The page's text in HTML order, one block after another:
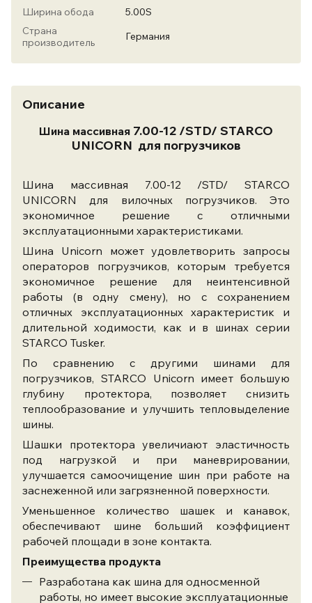
Ширина обода
5.00S
Страна
производитель
Германия
Описание
Шина массивная 7.00-12 /STD/ STARCO
UNICORN для погрузчиков
Шина массивная 7.00-12 /STD/ STARCO
UNICORN для вилочных погрузчиков. Это
экономичное решение с отличными
эксплуатационными характеристиками.
Шина Unicorn может удовлетворить запросы
операторов погрузчиков, которым требуется
экономичное решение для неинтенсивной
работы (в одну смену), но с сохранением
отличных эксплуатационных характеристик и
длительной ходимости, как и в шинах серии
STARCO Tusker.
По сравнению с другими шинами для
погрузчиков, STARCO Unicorn имеет большую
глубину протектора, позволяет снизить
теплообразование и улучшить тепловыделение
шины.
Шашки протектора увеличиают эластичность
под нагрузкой и при маневрировании,
улучшается самоочищение шин при работе на
заснеженной или загрязненной поверхности.
Уменьшенное количество шашек и канавок,
обеспечивают шине больший коэффициент
рабочей площади в зоне контакта.
Преимущества продукта
Разработана как шина для односменной
работы, но имеет высокие эксплуатационные